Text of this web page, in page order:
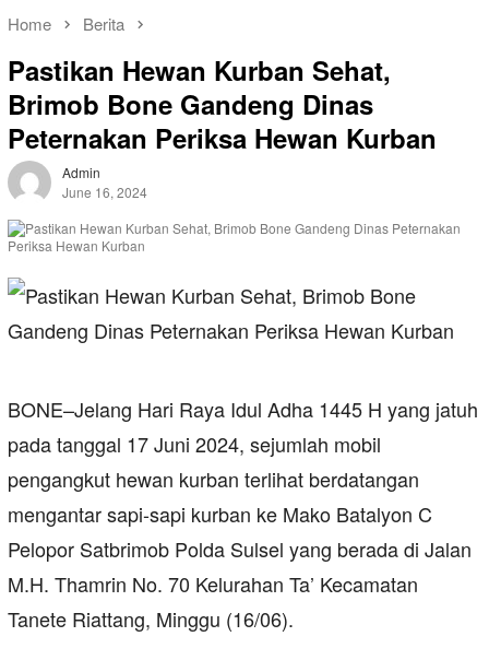
Home Berita
Pastikan Hewan Kurban Sehat,
Brimob Bone Gandeng Dinas
Peternakan Periksa Hewan Kurban
Admin
June 16, 2024
BONE–Jelang Hari Raya Idul Adha 1445 H yang jatuh
pada tanggal 17 Juni 2024, sejumlah mobil
pengangkut hewan kurban terlihat berdatangan
mengantar sapi-sapi kurban ke Mako Batalyon C
Pelopor Satbrimob Polda Sulsel yang berada di Jalan
M.H. Thamrin No. 70 Kelurahan Ta’ Kecamatan
Tanete Riattang, Minggu (16/06).